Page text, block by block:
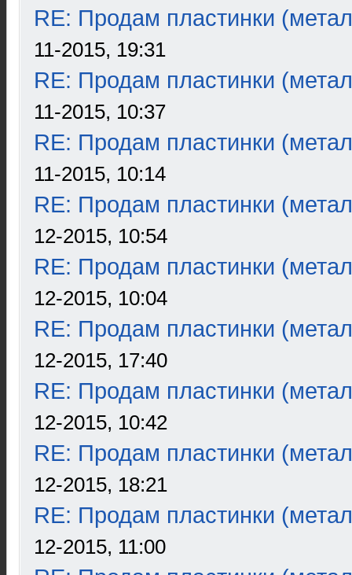
RE: Продам пластинки
11-2015, 19:31
RE: Продам пластинки
11-2015, 10:37
RE: Продам пластинки
11-2015, 10:14
RE: Продам пластинки
12-2015, 10:54
RE: Продам пластинки
12-2015, 10:04
RE: Продам пластинки
12-2015, 17:40
RE: Продам пластинки
12-2015, 10:42
RE: Продам пластинки
12-2015, 18:21
RE: Продам пластинки
12-2015, 11:00